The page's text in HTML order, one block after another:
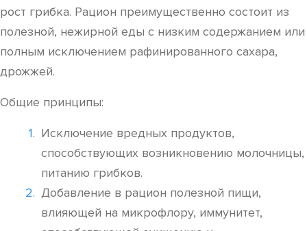
рост грибка. Рацион преимущественно состоит из
полезной, нежирной еды с низким содержанием или
полным исключением рафинированного сахара,
дрожжей.
Общие принципы:
Исключение вредных продуктов,
способствующих возникновению молочницы,
питанию грибков.
Добавление в рацион полезной пищи,
влияющей на микрофлору, иммунитет,